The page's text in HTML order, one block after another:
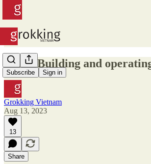
Subscribe Sign in
#263 - Building and
Grokking Vietnam
Aug 13, 2023
13
Share